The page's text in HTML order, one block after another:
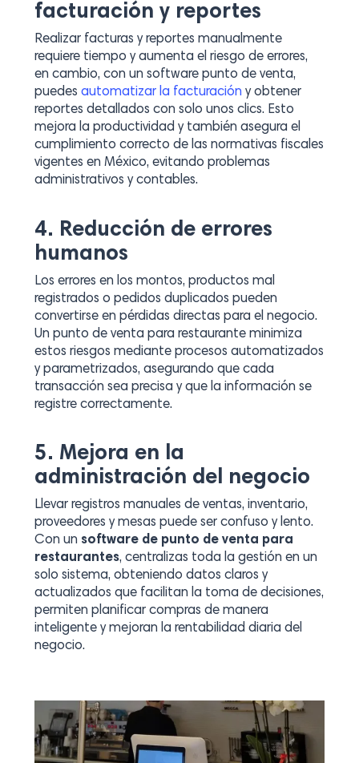
facturación y reportes
Realizar facturas y reportes manualmente
requiere tiempo y aumenta el riesgo de errores,
en cambio, con un software punto de venta,
puedes automatizar la facturación y obtener
reportes detallados con solo unos clics. Esto
mejora la productividad y también asegura el
cumplimiento correcto de las normativas fiscales
vigentes en México, evitando problemas
administrativos y contables.
4. Reducción de errores
humanos
Los errores en los montos, productos mal
registrados o pedidos duplicados pueden
convertirse en pérdidas directas para el negocio.
Un punto de venta para restaurante minimiza
estos riesgos mediante procesos automatizados
y parametrizados, asegurando que cada
transacción sea precisa y que la información se
registre correctamente.
5. Mejora en la
administración del negocio
Llevar registros manuales de ventas, inventario,
proveedores y mesas puede ser confuso y lento.
Con un software de punto de venta para
restaurantes, centralizas toda la gestión en un
solo sistema, obteniendo datos claros y
actualizados que facilitan la toma de decisiones,
permiten planificar compras de manera
inteligente y mejoran la rentabilidad diaria del
negocio.